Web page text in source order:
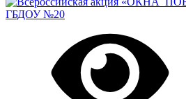
ГБДОУ №20